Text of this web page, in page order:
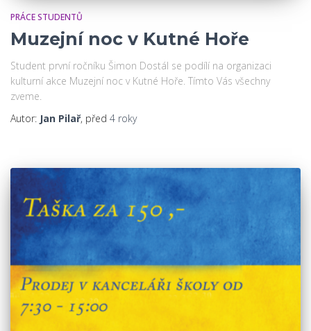
PRÁCE STUDENTŮ
Muzejní noc v Kutné Hoře
Student první ročníku Šimon Dostál se podílí na organizaci
kulturní akce Muzejní noc v Kutné Hoře. Tímto Vás všechny
zveme.
Autor: Jan Pilař, před 4 roky